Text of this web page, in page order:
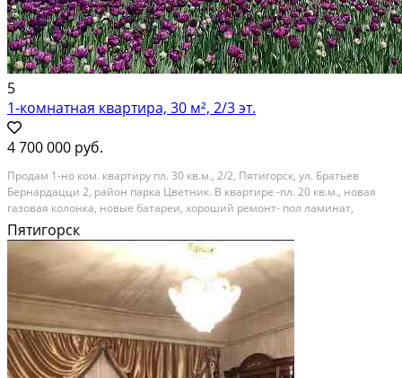
5
1-комнатная квартира, 30 м², 2/3 эт.
4 700 000 руб.
Продам 1-но ком. квартиру пл. 30 кв.м., 2/2, Пятигорск, ул. Братьев
Бернардацци 2, район парка Цветник. В квартире -пл. 20 кв.м., новая
газовая колонка, новые батареи, хороший ремонт- пол ламинат,
встроенная кухня- 8 кв.м. с хорошим гарнитуром и вытяжкой, остается
вся мебель и техника....
Вторичка; Кирпичный дом; Общая площадь: 30 м²; Площадь кухни: 8 м²;
Жилая площадь: 20 м²
Пятигорск